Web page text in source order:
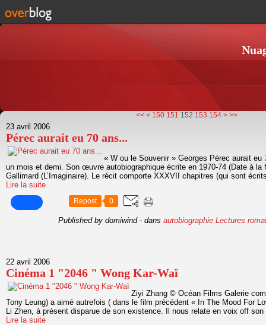
<< < 100
110
120
130
140
150 151 152 153 154 > >>
23 avril 2006
Pérec aurait eu 70 ans...
« W ou le Souvenir » Georges Pérec aurait
un mois et demi. Son œuvre autobiographique écrite en 1970-74 (Date à la
Gallimard (L’Imaginaire). Le récit comporte XXXVII chapitres (qui sont
Lire la suite
Repost 0
Published by domiwind - dans autobiographie Lectures
22 avril 2006
Cinéma 1 "2046 " Wong Kar-Waï
Ziyi Zhang © Océan Films Galerie
Tony Leung) a aimé autrefois ( dans le film précédent « In The Mood For
Li Zhen, à présent disparue de son existence. Il nous relate en voix off
Lire la suite